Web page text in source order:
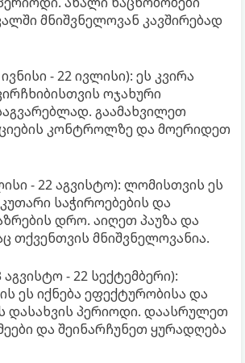
მნიშვნელოვან კავშირებად
- 22 ივლისი): ეს კვირა
ოჯახური
გაამახვილეთ
კონტროლზე და მოერიდეთ
- 22 აგვისტო): ლომისთვის ეს
საჭიროებების და
დრო. აიღეთ პაუზა და
თქვენთვის მნიშვნელოვანია.
აგვისტო - 22 სექტემბერი):
ეს იქნება ეფექტურობისა და
დასახვის პერიოდი. დაასრულეთ
და შეინარჩუნეთ ყურადღება